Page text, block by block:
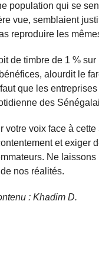
population qui se
vue, semblaient
reproduire les
de timbre de 1 %
alourdit le
que les
des
votre voix face à
et exiger
Ne
nos réalités.
: Khadim D.